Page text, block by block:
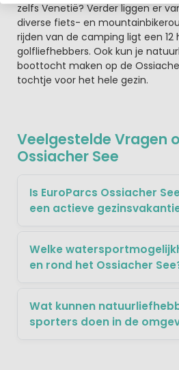
zelfs Venetië? Verder liggen er
diverse fiets- en
rijden van de camping ligt een
golfliefhebbers. Ook kun je
boottocht maken op de
tochtje voor het hele gezin.
Veelgestelde Vragen
Ossiacher See
Is EuroParcs Ossiacher
een actieve
Welke
en rond het Ossiacher
Wat kunnen
sporters doen in de